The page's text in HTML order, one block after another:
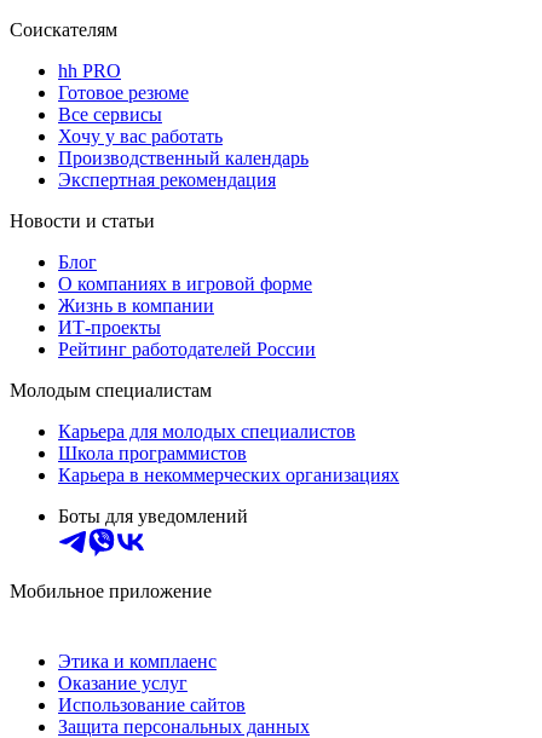
Соискателям
hh PRO
Готовое резюме
Все сервисы
Хочу у вас работать
Производственный календарь
Экспертная рекомендация
Новости и статьи
Блог
О компаниях в игровой форме
Жизнь в компании
ИТ-проекты
Рейтинг работодателей России
Молодым специалистам
Карьера для молодых специалистов
Школа программистов
Карьера в некоммерческих организациях
Боты для уведомлений
Мобильное приложение
Этика и комплаенс
Оказание услуг
Использование сайтов
Защита персональных данных